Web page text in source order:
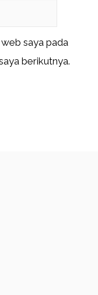
saya pada
berikutnya.